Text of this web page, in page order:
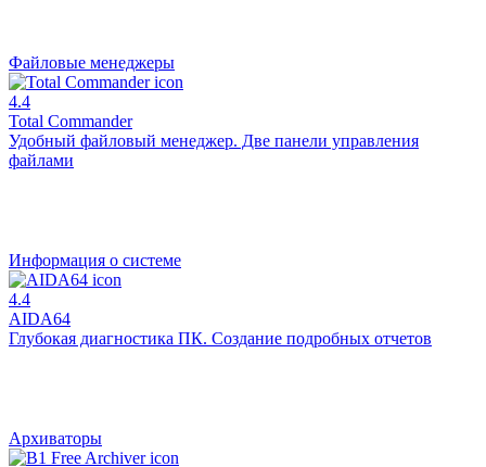
Файловые менеджеры
4.4
Total Commander
Удобный файловый менеджер. Две панели управления
файлами
Информация о системе
4.4
AIDA64
Глубокая диагностика ПК. Создание подробных отчетов
Архиваторы